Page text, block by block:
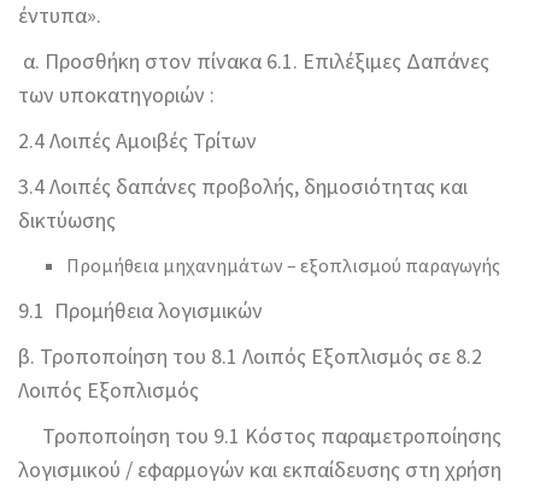
έντυπα».
α. Προσθήκη στον πίνακα 6.1. Επιλέξιμες Δαπάνες
των υποκατηγοριών :
2.4 Λοιπές Αμοιβές Τρίτων
3.4 Λοιπές δαπάνες προβολής, δημοσιότητας και
δικτύωσης
Προμήθεια μηχανημάτων – εξοπλισμού παραγωγής
9.1 Προμήθεια λογισμικών
β. Τροποποίηση του 8.1 Λοιπός Εξοπλισμός σε 8.2
Λοιπός Εξοπλισμός
Τροποποίηση του 9.1 Κόστος παραμετροποίησης
λογισμικού / εφαρμογών και εκπαίδευσης στη χρήση